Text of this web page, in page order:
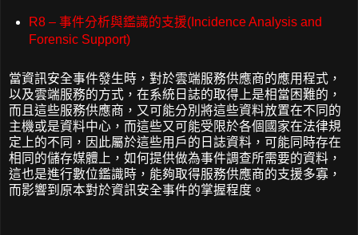
R8 – 事件分析與鑑識的支援(Incidence Analysis and
Forensic Support)
當資訊安全事件發生時，對於雲端服務供應商的應用程式，
以及雲端服務的方式，在系統日誌的取得上是相當困難的，
而且這些服務供應商，又可能分別將這些資料放置在不同的
主機或是資料中心，而這些又可能受限於各個國家在法律規
定上的不同，因此屬於這些用戶的日誌資料，可能同時存在
相同的儲存媒體上，如何提供做為事件調查所需要的資料，
這也是進行數位鑑識時，能夠取得服務供應商的支援多寡，
而影響到原本對於資訊安全事件的掌握程度。